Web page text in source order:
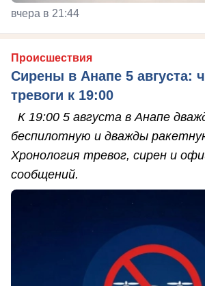
вчера в 21:44
Происшествия
Сирены в Анапе 5 августа:
тревоги к 19:00
К 19:00 5 августа в Анапе
беспилотную и дважды
Хронология тревог, сирен и
сообщений.